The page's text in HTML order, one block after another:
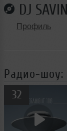
DJ SAVIN
Профиль
Радио-шоу:
32